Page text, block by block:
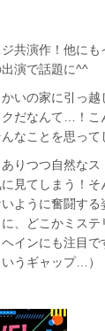
共演作！他に
演で話題に^^
いの家に引っ越
だなんて…！こ
なことを思っ
りつつ自然な
見てしまう！
ように奮闘す
、どこかミス
インにも注目
うギャップ…）